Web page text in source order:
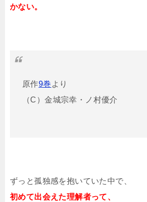
かない。
原作9巻 より
（C）金城宗幸・ノ村優介
ずっと孤独感を抱いていた中で、
初めて出会えた理解者って、